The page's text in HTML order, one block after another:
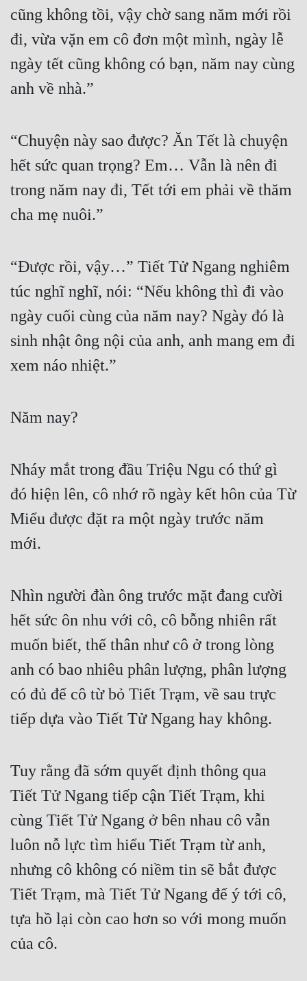
cũng không tồi, vậy chờ sang năm mới rồi
đi, vừa vặn em cô đơn một mình, ngày lễ
ngày tết cũng không có bạn, năm nay cùng
anh về nhà.”
“Chuyện này sao được? Ăn Tết là chuyện
hết sức quan trọng? Em… Vẫn là nên đi
trong năm nay đi, Tết tới em phải về thăm
cha mẹ nuôi.”
“Được rồi, vậy…” Tiết Tử Ngang nghiêm
túc nghĩ nghĩ, nói: “Nếu không thì đi vào
ngày cuối cùng của năm nay? Ngày đó là
sinh nhật ông nội của anh, anh mang em đi
xem náo nhiệt.”
Năm nay?
Nháy mắt trong đầu Triệu Ngu có thứ gì
đó hiện lên, cô nhớ rõ ngày kết hôn của Từ
Miểu được đặt ra một ngày trước năm
mới.
Nhìn người đàn ông trước mặt đang cười
hết sức ôn nhu với cô, cô bỗng nhiên rất
muốn biết, thế thân như cô ở trong lòng
anh có bao nhiêu phân lượng, phân lượng
có đủ để cô từ bỏ Tiết Trạm, về sau trực
tiếp dựa vào Tiết Tử Ngang hay không.
Tuy rằng đã sớm quyết định thông qua
Tiết Tử Ngang tiếp cận Tiết Trạm, khi
cùng Tiết Tử Ngang ở bên nhau cô vẫn
luôn nỗ lực tìm hiểu Tiết Trạm từ anh,
nhưng cô không có niềm tin sẽ bắt được
Tiết Trạm, mà Tiết Tử Ngang để ý tới cô,
tựa hồ lại còn cao hơn so với mong muốn
của cô.